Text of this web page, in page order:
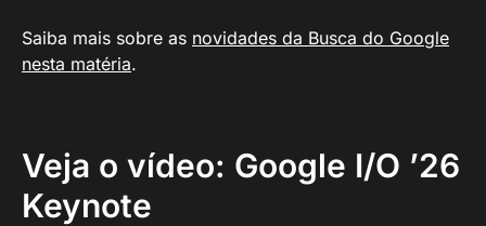
Saiba mais sobre as novidades da Busca do Google
nesta matéria.
Veja o vídeo: Google I/O ’26
Keynote